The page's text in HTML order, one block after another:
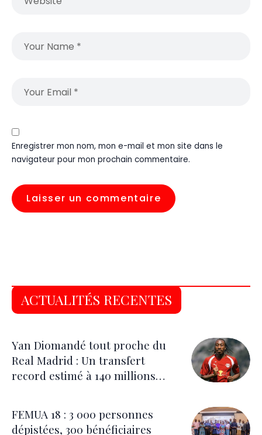
Enregistrer mon nom, mon e-mail et mon site dans le
navigateur pour mon prochain commentaire.
ACTUALITÉS RECENTES
Yan Diomandé tout proche du
Real Madrid : Un transfert
record estimé à 140 millions
FEMUA 18 : 3 000 personnes
dépistées, 300 bénéficiaires